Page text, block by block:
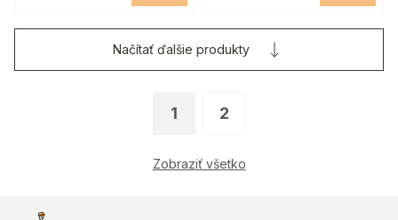
1 2
Zobraziť všetko
Načítať ďalšie produkty